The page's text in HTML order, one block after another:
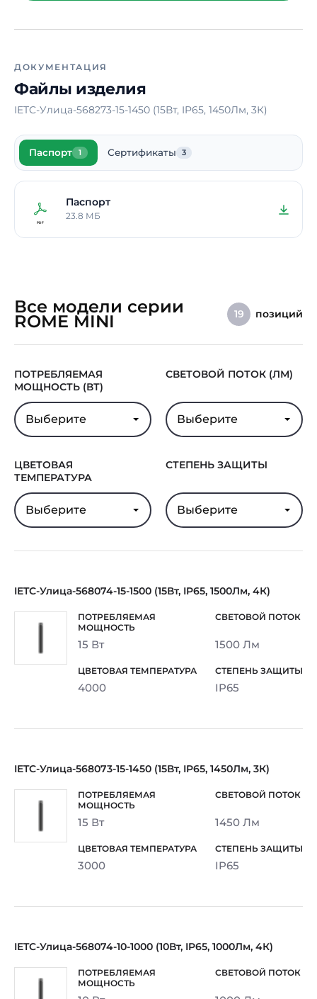
Длина
100 мм
Высота
1500 мм
Страна производства
Россия
Срок службы
Гарантия
ДОКУМЕНТАЦИЯ
Файлы изделия
IETC-Улица-568273-15-1450 (15Вт, IP65, 1450Лм, 3К)
Паспорт 1 Сертификаты 3
Паспорт
23.8 МБ
Все модели серии
ROME MINI 19 позиций
ПОТРЕБЛЯЕМАЯ
МОЩНОСТЬ (ВТ)
Выберите
СВЕТОВОЙ ПОТОК (ЛМ)
Выберите
ЦВЕТОВАЯ
ТЕМПЕРАТУРА
Выберите
СТЕПЕНЬ ЗАЩИТЫ
Выберите
IETC-Улица-568074-15-1500 (15Вт, IP65, 1500Лм, 4К)
15 Вт 1500 Лм
4000 IP65
IETC-Улица-568073-15-1450 (15Вт, IP65, 1450Лм, 3К)
15 Вт 1450 Лм
3000 IP65
IETC-Улица-568074-10-1000 (10Вт, IP65, 1000Лм, 4К)